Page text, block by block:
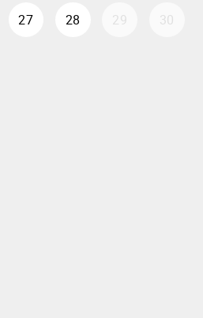
27 28 29 30